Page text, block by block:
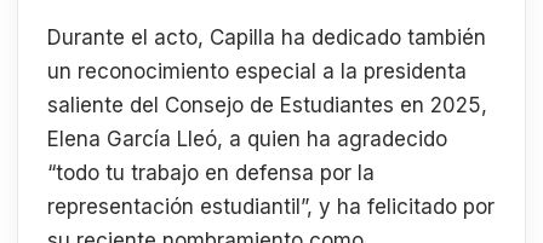
Durante el acto, Capilla ha dedicado también
un reconocimiento especial a la presidenta
saliente del Consejo de Estudiantes en 2025,
Elena García Lleó, a quien ha agradecido
“todo tu trabajo en defensa por la
representación estudiantil”, y ha felicitado por